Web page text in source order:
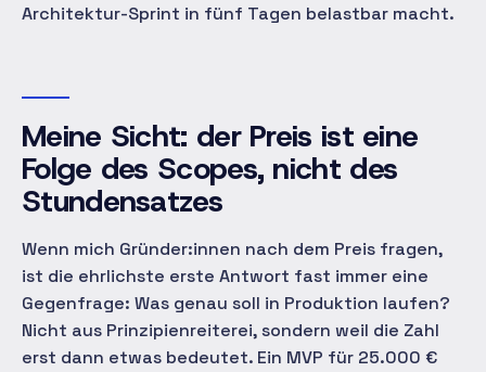
Architektur-Sprint in fünf Tagen belastbar macht.
Meine Sicht: der Preis ist eine
Folge des Scopes, nicht des
Stundensatzes
Wenn mich Gründer:innen nach dem Preis fragen,
ist die ehrlichste erste Antwort fast immer eine
Gegenfrage: Was genau soll in Produktion laufen?
Nicht aus Prinzipienreiterei, sondern weil die Zahl
erst dann etwas bedeutet. Ein MVP für 25.000 €